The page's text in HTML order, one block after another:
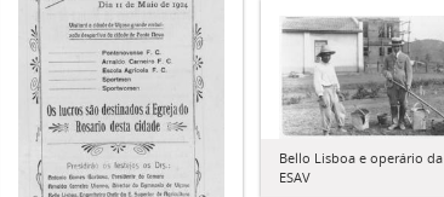
Bello Lisboa e operário da
ESAV